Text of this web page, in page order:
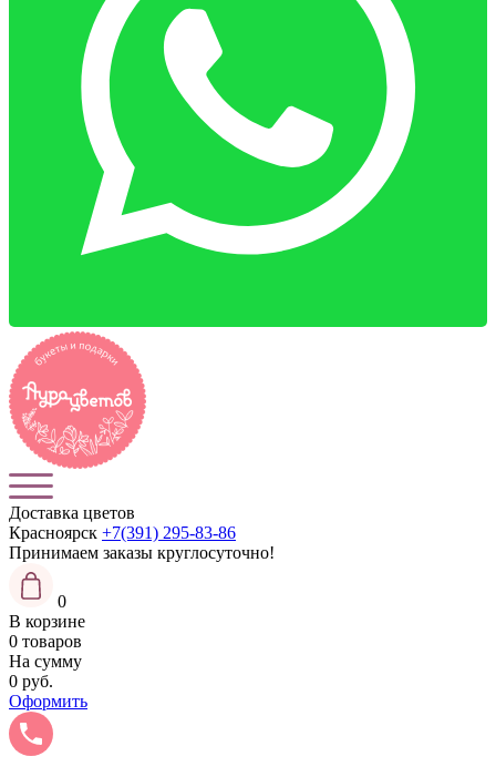
Доставка цветов
Красноярск +7(391) 295-83-86
Принимаем заказы круглосуточно!
0
В корзине
0 товаров
На сумму
0 руб.
Оформить